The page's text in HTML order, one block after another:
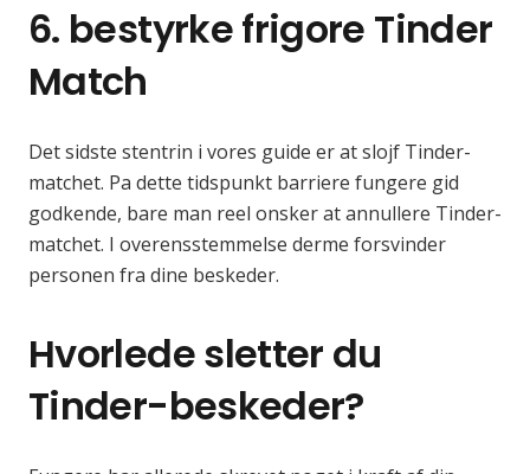
6. bestyrke frigore Tinder
Match
Det sidste stentrin i vores guide er at slojf Tinder-
matchet. Pa dette tidspunkt barriere fungere gid
godkende, bare man reel onsker at annullere Tinder-
matchet. I overensstemmelse derme forsvinder
personen fra dine beskeder.
Hvorlede sletter du
Tinder-beskeder?